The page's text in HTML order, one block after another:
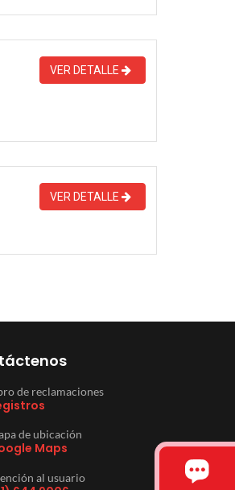
VER DETALLE
VER DETALLE
de reclamaciones
de ubicación
Maps
al usuario